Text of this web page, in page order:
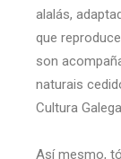
alalás,
que
son
naturais
Cultura Galega.
Así mesmo,